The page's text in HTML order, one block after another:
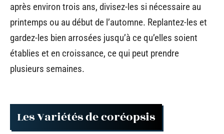
après environ trois ans, divisez-les si nécessaire au
printemps ou au début de l’automne. Replantez-les et
gardez-les bien arrosées jusqu’à ce qu’elles soient
établies et en croissance, ce qui peut prendre
plusieurs semaines.
Les Variétés de coréopsis